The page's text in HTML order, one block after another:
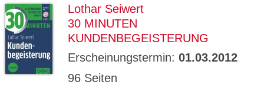
Lothar Seiwert
30 MINUTEN
KUNDENBEGEISTERUNG
Erscheinungstermin: 01.03.2012
96 Seiten